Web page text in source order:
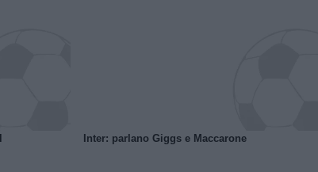
Inter: parlano Giggs e Maccarone